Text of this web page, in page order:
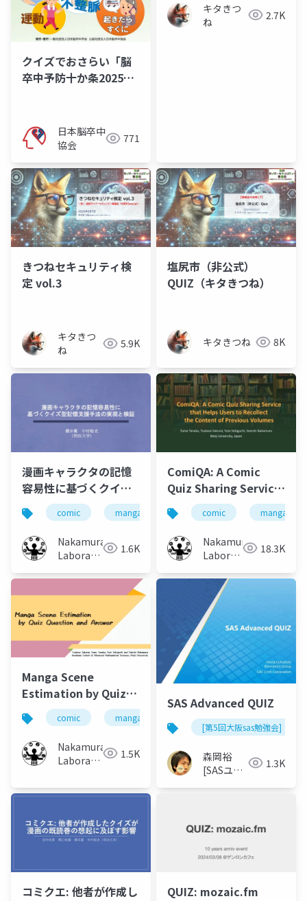
クイズでおさらい「脳
卒中予防十か条2025」
日本脳卒中
協会
771
キタきつ
ね
2.7K
きつねセキュリティ検
定 vol.3
キタきつ
ね
5.9K
塩尻市（非公式）
QUIZ（キタきつね）
キタきつね 8K
漫画キャラクタの記憶
容易性に基づくクイズ
型記憶支援手法の実現
と検証
comic manga memory character
Nakamura
Laboratory
University)
1.6K
ComiQA: A Comic
Quiz Sharing Service
that Helps Users to
Recollect the
Content of Previous
Volumes
comic manga
Nakamura
Laboratory
University)
18.3K
Manga Scene
Estimation by Quiz
and Answer
comic manga scene estimation quiz
Nakamura
Laboratory
University)
1.5K
SAS Advanced QUIZ
[第5回大阪sas勉強会]
森岡裕
[SASユー
1.3K
コミクエ: 他者が作成し
QUIZ: mozaic.fm